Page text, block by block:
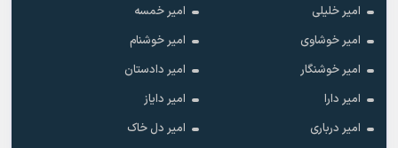
امیر خلیلی
امیر خمسه
امیر خوشاوی
امیر خوشنام
امیر خوشنگار
امیر دادستان
امیر دارا
امیر دایاز
امیر درباری
امیر دل خاک